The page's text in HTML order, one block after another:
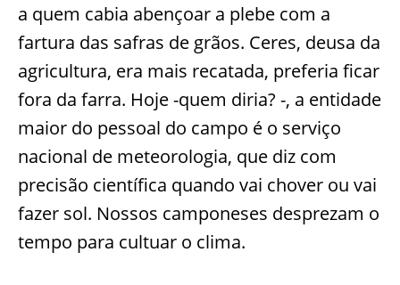
a quem cabia abençoar a plebe com a
fartura das safras de grãos. Ceres, deusa da
agricultura, era mais recatada, preferia ficar
fora da farra. Hoje -quem diria? -, a entidade
maior do pessoal do campo é o serviço
nacional de meteorologia, que diz com
precisão científica quando vai chover ou vai
fazer sol. Nossos camponeses desprezam o
tempo para cultuar o clima.